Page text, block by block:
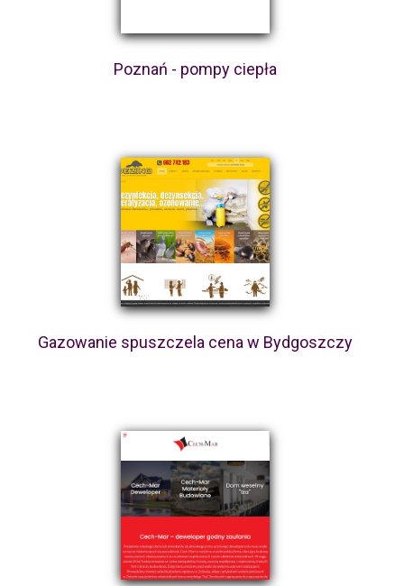
Poznań - pompy ciepła
Gazowanie spuszczela cena w Bydgoszczy